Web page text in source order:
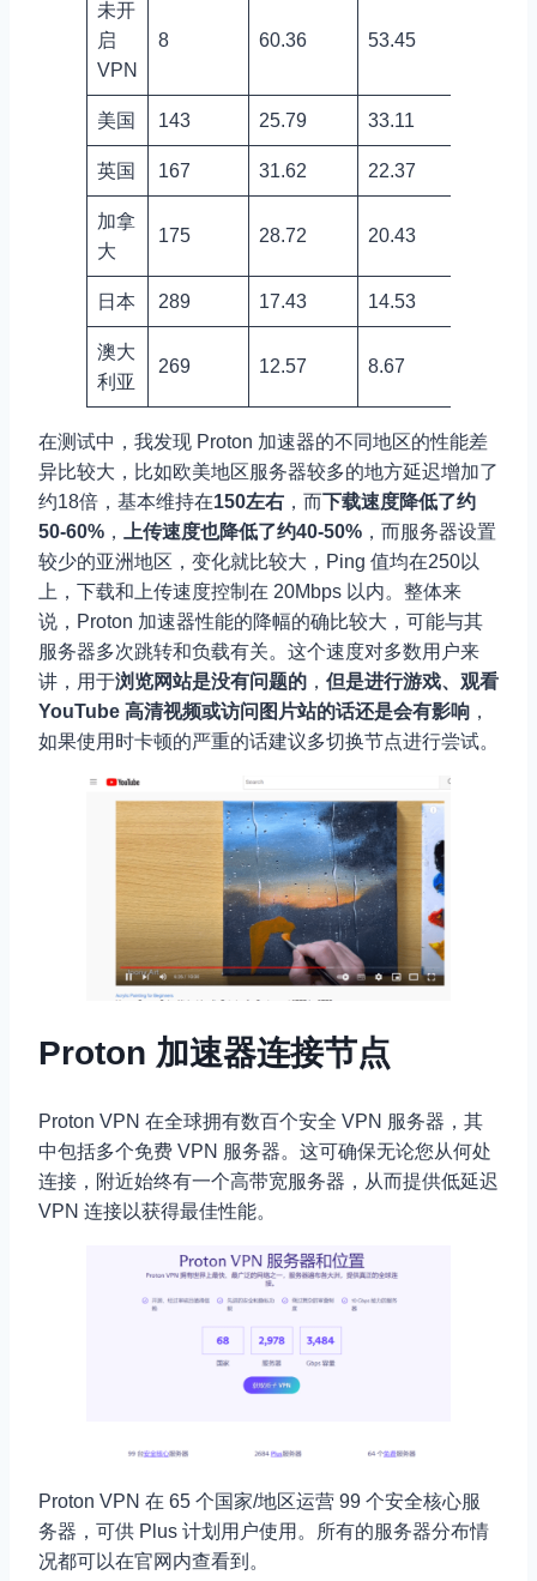
未开
启
VPN
8 60.36 53.45
美国 143 25.79 33.11
英国 167 31.62 22.37
加拿
大
175 28.72 20.43
日本 289 17.43 14.53
澳大
利亚
269 12.57 8.67
在测试中，我发现 Proton 加速器的不同地区的性能差
异比较大，比如欧美地区服务器较多的地方延迟增加了
约18倍，基本维持在150左右 ，而下载速度降低了约
50-60% ， 上传速度也降低了约40-50% ，而服务器设置
较少的亚洲地区，变化就比较大，Ping 值均在250以
上，下载和上传速度控制在 20Mbps 以内。整体来
说，Proton 加速器性能的降幅的确比较大，可能与其
服务器多次跳转和负载有关。这个速度对多数用户来
讲，用于浏览网站是没有问题的 ， 但是进行游戏、观看
YouTube 高清视频或访问图片站的话还是会有影响 ，
如果使用时卡顿的严重的话建议多切换节点进行尝试。
Proton 加速器连接节点
Proton VPN 在全球拥有数百个安全 VPN 服务器，其
中包括多个免费 VPN 服务器。这可确保无论您从何处
连接，附近始终有一个高带宽服务器，从而提供低延迟
VPN 连接以获得最佳性能。
Proton VPN 在 65 个国家/地区运营 99 个安全核心服
务器，可供 Plus 计划用户使用。所有的服务器分布情
况都可以在官网内查看到。